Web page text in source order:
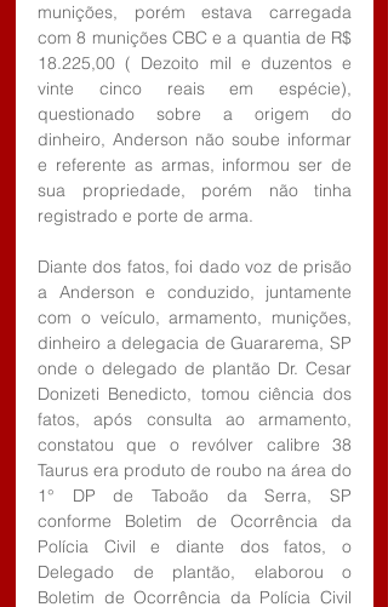
munições, porém estava carregada
com 8 munições CBC e a quantia de R$
18.225,00 ( Dezoito mil e duzentos e
vinte cinco reais em espécie),
questionado sobre a origem do
dinheiro, Anderson não soube informar
e referente as armas, informou ser de
sua propriedade, porém não tinha
registrado e porte de arma.
Diante dos fatos, foi dado voz de prisão
a Anderson e conduzido, juntamente
com o veículo, armamento, munições,
dinheiro a delegacia de Guararema, SP
onde o delegado de plantão Dr. Cesar
Donizeti Benedicto, tomou ciência dos
fatos, após consulta ao armamento,
constatou que o revólver calibre 38
Taurus era produto de roubo na área do
1° DP de Taboão da Serra, SP
conforme Boletim de Ocorrência da
Polícia Civil e diante dos fatos, o
Delegado de plantão, elaborou o
Boletim de Ocorrência da Polícia Civil